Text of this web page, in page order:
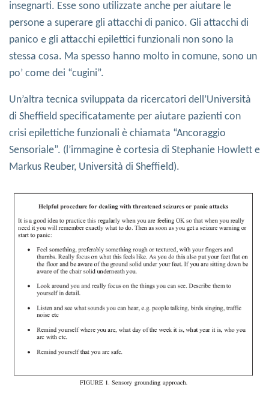
insegnarti. Esse sono utilizzate anche per aiutare le
persone a superare gli attacchi di panico. Gli attacchi di
panico e gli attacchi epilettici funzionali non sono la
stessa cosa. Ma spesso hanno molto in comune, sono un
po’ come dei “cugini”.
Un’altra tecnica sviluppata da ricercatori dell’Università
di Sheffield specificatamente per aiutare pazienti con
crisi epilettiche funzionali è chiamata “Ancoraggio
Sensoriale”. (l’immagine è cortesia di Stephanie Howlett e
Markus Reuber, Università di Sheffield).